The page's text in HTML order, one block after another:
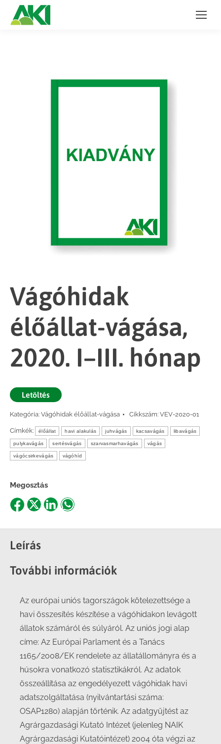
Vágóhidak
élőállat-vágása,
2020. I–III. hónap
Letöltés
Kategória: Vágóhidak élőállat-vágása Cikkszám: VEV-2020-01
Címkék: élőállat havi alakulás juhvágás kacsavágás libavágás
pulykavágás sertésvágás szarvasmarhavágás vágás
vágócsirkevágás vágóhíd
Megosztás
Share
Facebook
Share
X
ShareShare
Leírás
További információk
Az európai uniós tagországok kötelezettsége a
havi összesítés készítése a vágóhidakon levágott
állatok számáról és súlyáról. Az uniós jogi alap
címe: Az Európai Parlament és a Tanács
1165/2008/EK rendelete az állatállományra és a
húsokra vonatkozó statisztikákról. Az adatok
összeállítása az engedélyezett vágóhidak havi
adatszolgáltatása (nyilvántartási száma:
OSAP1280) alapján történik. Az adatgyűjtést az
Agrárgazdasági Kutató Intézet (jelenleg NAIK
Agrárgazdasági Kutatóintézet) 2004 óta végzi az